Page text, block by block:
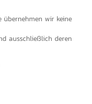
wir keine
ausschließlich deren